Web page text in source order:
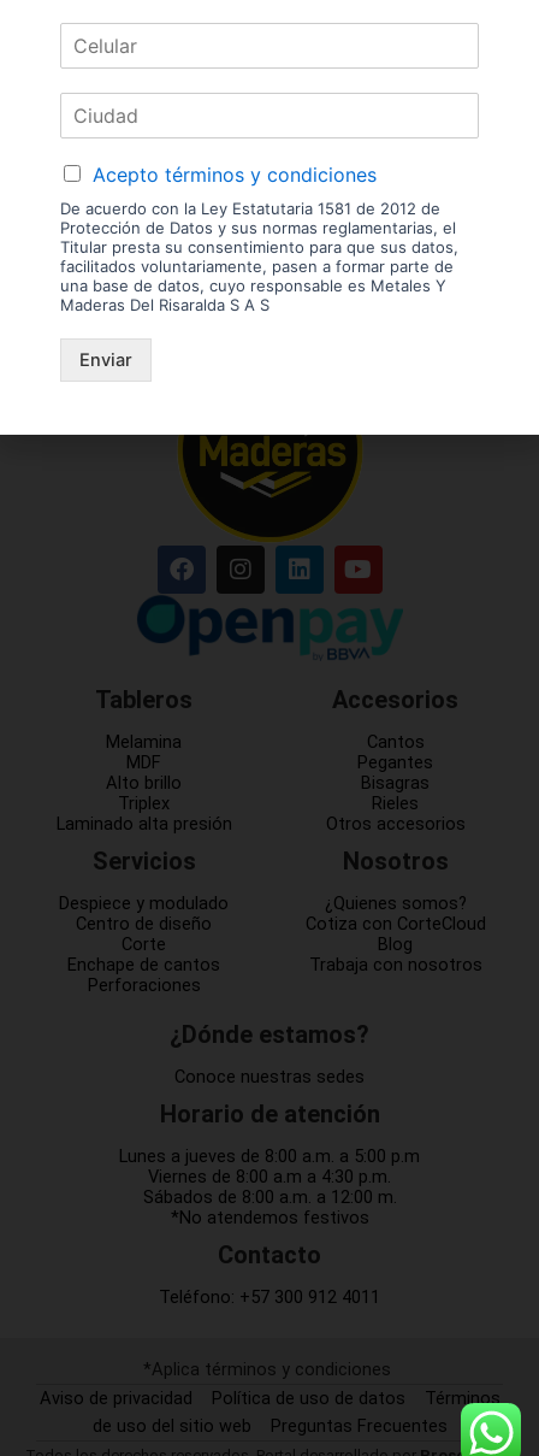
Marcas
Tableros
Melamina
MDF
Alto brillo
Triplex
Laminado alta presión
Servicios
Despiece y modulado
Centro de diseño
Corte
Enchape de cantos
Perforaciones
Accesorios
Cantos
Pegantes
Bisagras
Rieles
Otros accesorios
Nosotros
¿Quienes somos?
Cotiza con CorteCloud
Blog
Trabaja con nosotros
¿Dónde estamos?
Conoce nuestras sedes
Horario de atención
Lunes a jueves de 8:00 a.m. a 5:00 p.m
Viernes de 8:00 a.m a 4:30 p.m.
Sábados de 8:00 a.m. a 12:00 m.
*No atendemos festivos
Contacto
Teléfono: +57 300 912 4011
*Aplica términos y condiciones
Aviso de privacidad
Política de uso de datos Términos
de uso del sitio web Preguntas Frecuentes
Acepto términos y condiciones
De acuerdo con la Ley Estatutaria 1581 de 2012 de
Protección de Datos y sus normas reglamentarias, el
Titular presta su consentimiento para que sus datos,
facilitados voluntariamente, pasen a formar parte de
una base de datos, cuyo responsable es Metales Y
Maderas Del Risaralda S A S
Enviar